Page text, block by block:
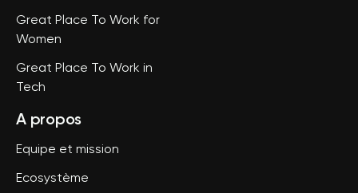
Great Place To Work for
Women
Great Place To Work in
Tech
A propos
Equipe et mission
Ecosystème